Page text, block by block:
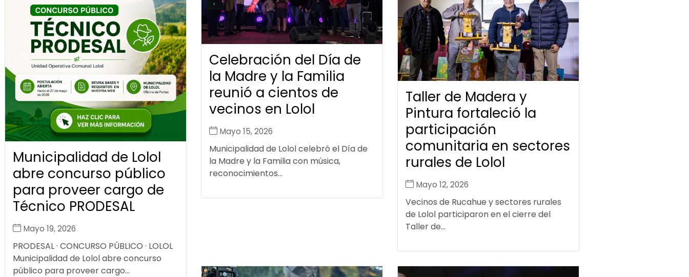
Municipalidad de Lolol
abre concurso público
para proveer cargo de
Técnico PRODESAL
Mayo 19, 2026
PRODESAL · CONCURSO PÚBLICO · LOLOL
Municipalidad de Lolol abre concurso
público para proveer cargo...
Celebración del Día de
la Madre y la Familia
reunió a cientos de
vecinos en Lolol
Mayo 15, 2026
Municipalidad de Lolol celebró el Día de
la Madre y la Familia con música,
reconocimientos...
Taller de Madera y
Pintura fortaleció la
participación
comunitaria en sectores
rurales de Lolol
Mayo 12, 2026
Vecinos de Rucahue y sectores rurales
de Lolol participaron en el cierre del
Taller de...